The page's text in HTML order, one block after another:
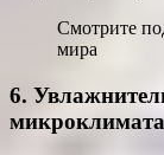
Смотрите
мира
6.
микроклимата